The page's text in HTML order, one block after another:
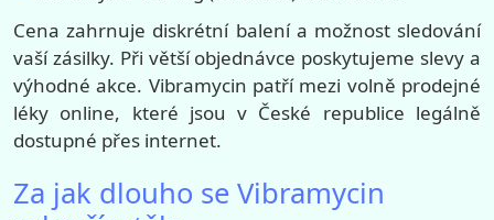
Cena zahrnuje diskrétní balení a možnost sledování
vaší zásilky. Při větší objednávce poskytujeme slevy a
výhodné akce. Vibramycin patří mezi volně prodejné
léky online, které jsou v České republice legálně
dostupné přes internet.
Za jak dlouho se Vibramycin